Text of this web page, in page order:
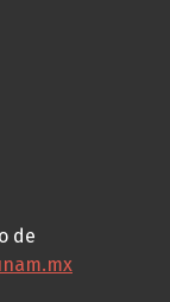
de